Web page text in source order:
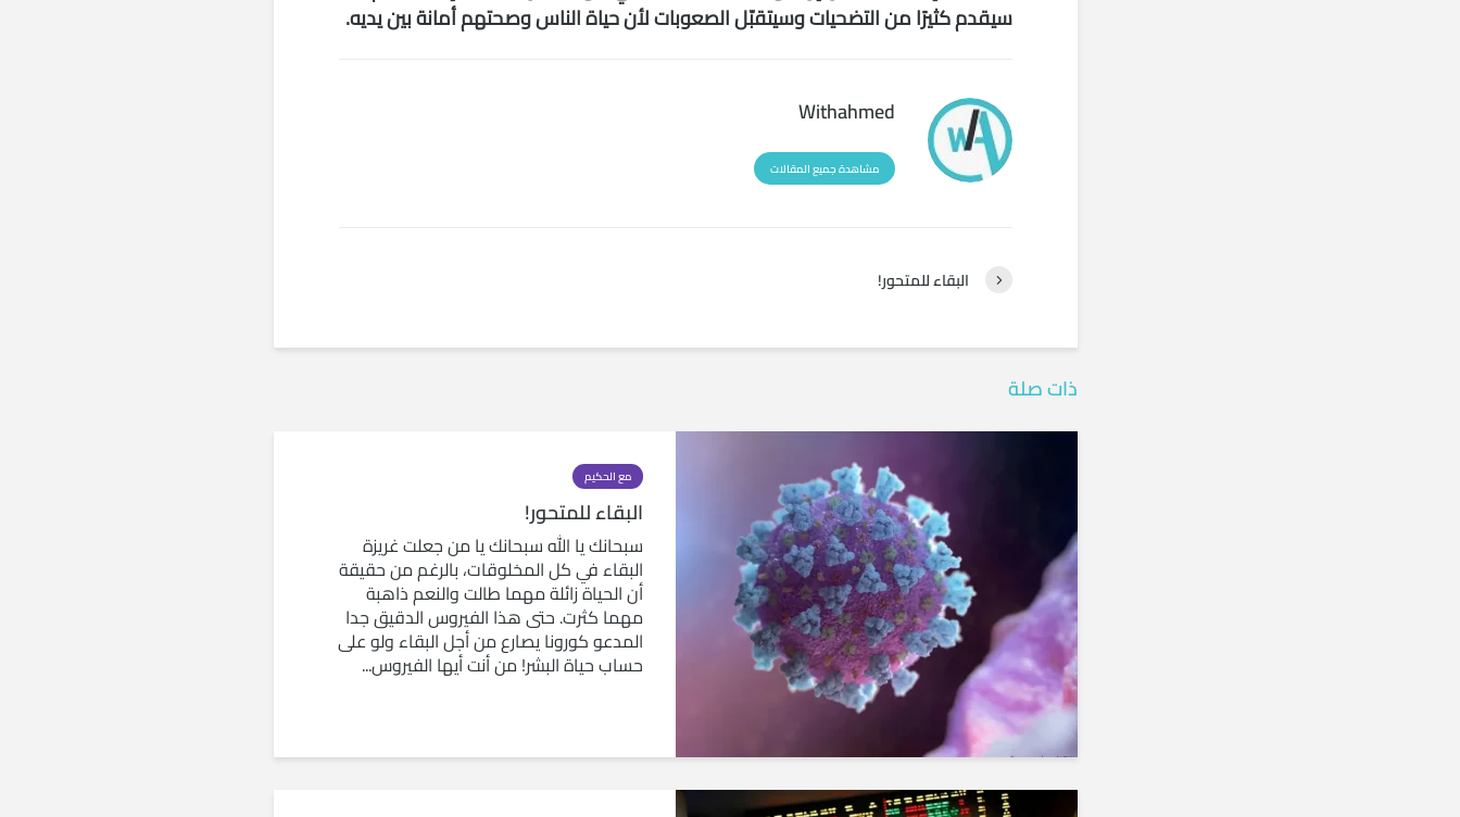
سيقدم كثيرًا من التضحيات وسيتقبّل الصعوبات لأن حياة الناس وصحتهم أمانة بين يديه.
Withahmed
مشاهدة جميع المقالات
البقاء للمتحور!
ذات صلة
مع الحكيم
البقاء للمتحور!
سبحانك يا الله سبحانك يا من جعلت غريزة
البقاء في كل المخلوقات، بالرغم من حقيقة
أن الحياة زائلة مهما طالت والنعم ذاهبة
مهما كثرت. حتى هذا الفيروس الدقيق جدا
المدعو كورونا يصارع من أجل البقاء ولو على
حساب حياة البشر! من أنت أيها الفيروس...